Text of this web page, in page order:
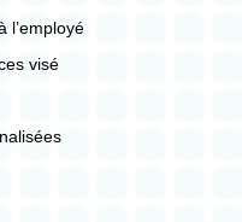
l’employé
visé